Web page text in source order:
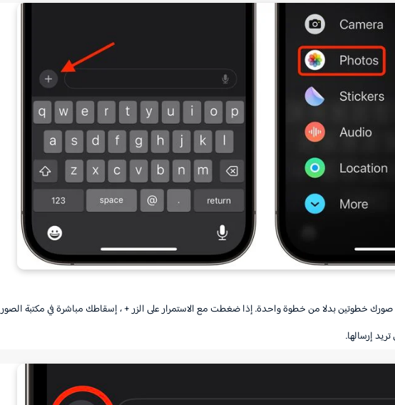
خطوتين بدلا من خطوة واحدة. إذا ضغطت مع الاستمرار على الزر + ، إسقاطك مباشرة في مكتبة الصور
إرسالها.